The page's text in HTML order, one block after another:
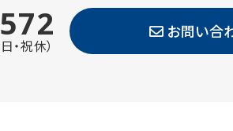
祝休）
お問い合